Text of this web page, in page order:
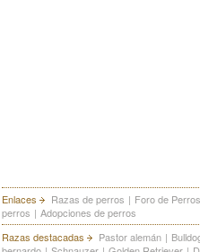
Enlaces Razas de perros | Foro de Perros
perros | Adopciones de perros
Razas destacadas
Pastor alemán |